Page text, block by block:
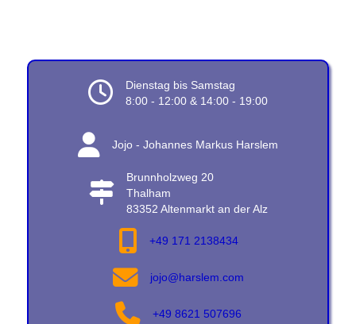
Dienstag bis Samstag
8:00 - 12:00 & 14:00 - 19:00
Jojo - Johannes Markus Harslem
Brunnholzweg 20
Thalham
83352 Altenmarkt an der Alz
+49 171 2138434
jojo@harslem.com
jojo@harslem.com
+49 8621 507696